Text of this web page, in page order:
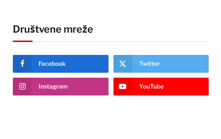
Društvene mreže
Facebook Twitter
Instagram YouTube